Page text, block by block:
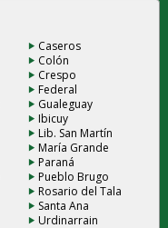
Caseros
Colón
Crespo
Federal
Gualeguay
Ibicuy
Lib. San Martín
María Grande
Paraná
Pueblo Brugo
Rosario del Tala
Santa Ana
Urdinarrain